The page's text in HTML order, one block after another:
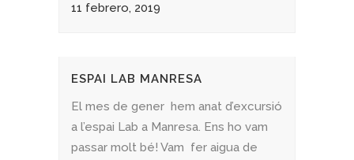
11 febrero, 2019
ESPAI LAB MANRESA
El mes de gener hem anat d’excursió
a l’espai Lab a Manresa. Ens ho vam
passar molt bé! Vam fer aigua de